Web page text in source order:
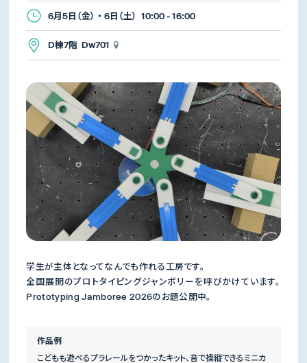
6月5日（金） ・ 6日（土） 10:00 - 16:00
D棟7階 Dw701
学生が主体となってなんでも作れる工房です。
全国展開のプロトタイピングジャンボリーを呼びかけています。
Prototyping Jamboree 2026のお題公開中。
作品例
こどもも遊べるプラレールをつかったキット、音で操縦できるミニカ